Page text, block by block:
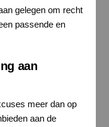
gelegen om recht
passende en
aan
meer dan op
aan de